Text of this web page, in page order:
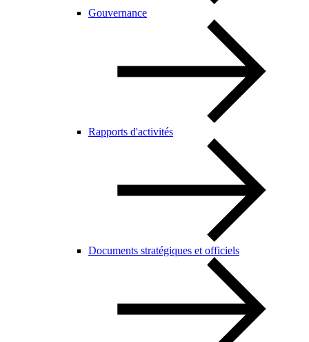
Gouvernance
Rapports d'activités
Documents stratégiques et officiels